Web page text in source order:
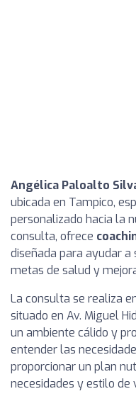
Angélica Paloalto
ubicada en Tampico,
personalizado hacia la
consulta, ofrece
diseñada para ayudar a
metas de salud y
La consulta se realiza
situado en Av. Miguel
un ambiente cálido y
entender las
proporcionar un plan
necesidades y estilo de